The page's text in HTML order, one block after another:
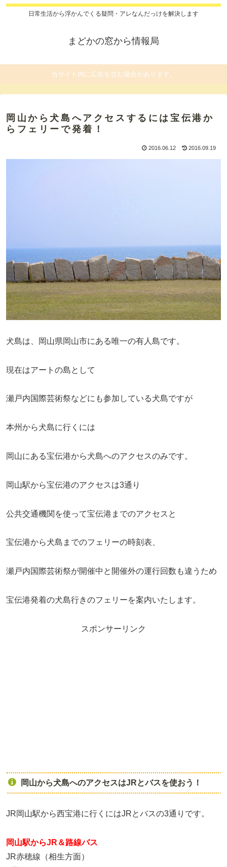
日常生活から浮かんでくる疑問・アレなんだっけを解決します
まどかの窓から情報局
当サイト内に広告を含む場合があります。
岡山から犬島へアクセスするには宝伝港か
らフェリーで発着！
2016.06.12 2016.09.19
犬島は、岡山県岡山市にある唯一の有人島です。
現在はアートの島として
瀬戸内国際芸術祭などにも参加している犬島ですが
本州から犬島に行くには
岡山にある宝伝港から犬島へのアクセスのみです。
岡山駅から宝伝港のアクセスは3通り
公共交通機関を使って宝伝港までのアクセスと
宝伝港から犬島までのフェリーの時刻表、
瀬戸内国際芸術祭が開催中と開催外の運行回数も違うため
宝伝港発着の犬島行きのフェリーを案内いたします。
スポンサーリンク
岡山から犬島へのアクセスはJRとバスを使おう！
JR岡山駅から西宝港に行くにはJRとバスの3通りです。
岡山駅からJR＆路線バス
JR赤穂線（相生方面）